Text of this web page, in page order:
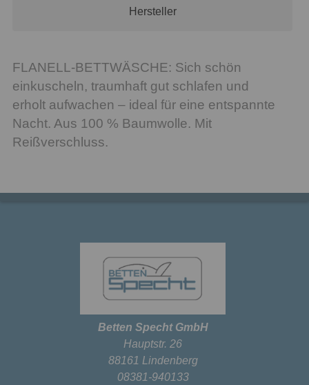
Hersteller
FLANELL-BETTWÄSCHE: Sich schön
einkuscheln, traumhaft gut schlafen und
erholt aufwachen – ideal für eine entspannte
Nacht. Aus 100 % Baumwolle. Mit
Reißverschluss.
Betten Specht GmbH
Hauptstr. 26
88161 Lindenberg
08381-940133